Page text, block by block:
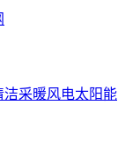
洁采暖风电太阳能